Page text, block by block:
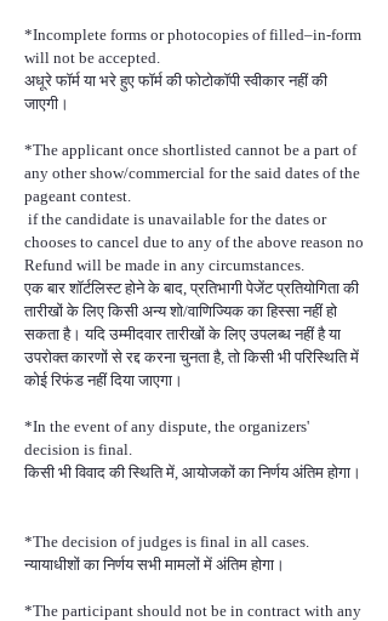
*Incomplete forms or photocopies of filled–in-form
will not be accepted.
अधूरे फॉर्म या भरे हुए फॉर्म की फोटोकॉपी स्वीकार नहीं की
जाएगी।
*The applicant once shortlisted cannot be a part of
any other show/commercial for the said dates of the
pageant contest.
if the candidate is unavailable for the dates or
chooses to cancel due to any of the above reason no
Refund will be made in any circumstances.
एक बार शॉर्टलिस्ट होने के बाद, प्रतिभागी पेजेंट प्रतियोगिता की
तारीखों के लिए किसी अन्य शो/वाणिज्यिक का हिस्सा नहीं हो
सकता है। यदि उम्मीदवार तारीखों के लिए उपलब्ध नहीं है या
उपरोक्त कारणों से रद्द करना चुनता है, तो किसी भी परिस्थिति में
कोई रिफंड नहीं दिया जाएगा।
*In the event of any dispute, the organizers'
decision is final.
किसी भी विवाद की स्थिति में, आयोजकों का निर्णय अंतिम होगा।
*The decision of judges is final in all cases.
न्यायाधीशों का निर्णय सभी मामलों में अंतिम होगा।
*The participant should not be in contract with any